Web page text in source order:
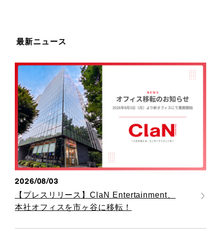
最新ニュース
2026/08/03
【プレスリリース】ClaN Entertainment、
本社オフィスを市ヶ谷に移転！